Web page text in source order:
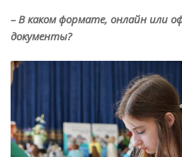
– В каком формате, онлайн или
документы?